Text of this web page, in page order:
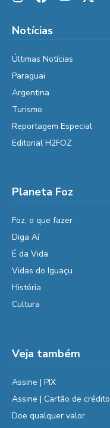
Notícias
Últimas Notícias
Paraguai
Argentina
Turismo
Reportagem Especial
Editorial H2FOZ
Planeta Foz
Foz, o que fazer
Diga Aí
É da Vida
Vidas do Iguaçu
História
Cultura
Veja também
Assine | PIX
Assine | Cartão de crédito
Doe qualquer valor